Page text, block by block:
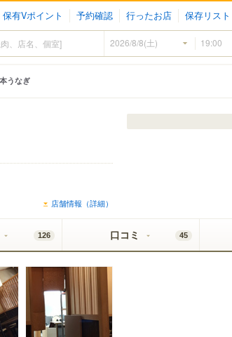
保有Vポイント 予約確認 行ったお店 保存リスト
うなぎ
店舗情報（詳細）
126 口コミ 45